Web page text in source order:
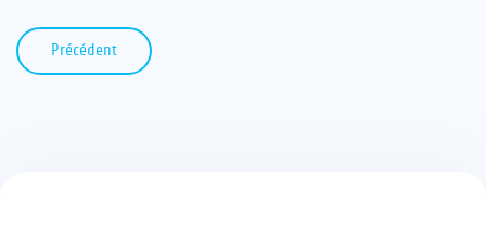
Précédent